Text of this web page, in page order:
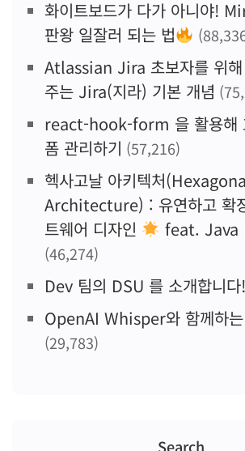
화이트보드가 다가 아니야!
판왕 일잘러 되는 법
Atlassian Jira 초보자를 위해
주는 Jira(지라) 기본 개념
react-hook-form 을 활용해
폼 관리하기 (57,216)
헥사고날 아키텍처
Architecture) : 유연하고 확
트웨어 디자인
feat. Java
(46,274)
Dev 팀의 DSU 를 소개합니다!
OpenAI Whisper와 함께하
(29,783)
Search